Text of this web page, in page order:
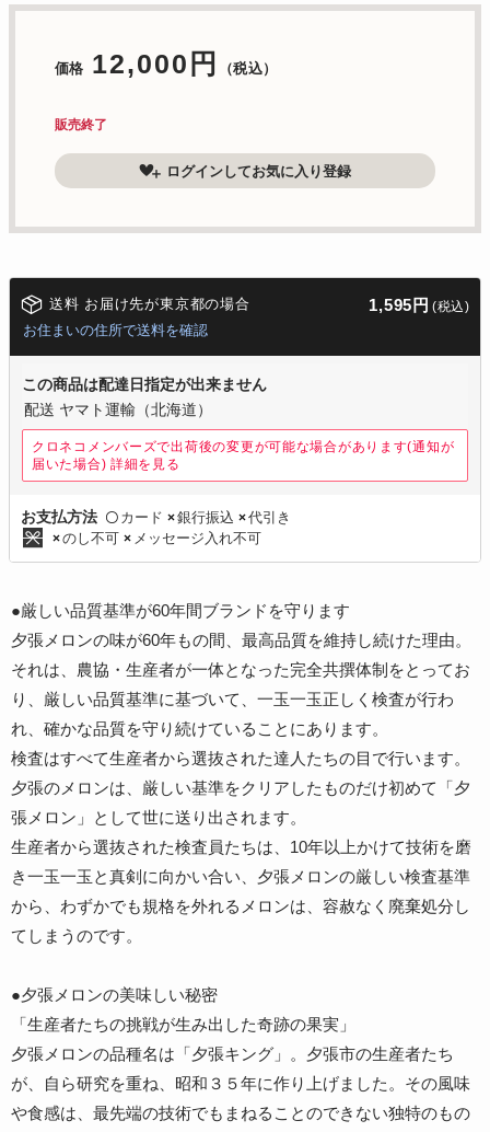
価格 12,000円 （税込）
販売終了
ログインしてお気に入り登録
送料 お届け先が東京都の場合 1,595円 (税込)
お住まいの住所で送料を確認
この商品は配達日指定が出来ません
配送 ヤマト運輸（北海道）
クロネコメンバーズで出荷後の変更が可能な場合があります(通知が
届いた場合) 詳細を見る
お支払方法 〇 カード ×銀行振込 ×代引き
×のし不可 × メッセージ入れ不可
●厳しい品質基準が60年間ブランドを守ります
夕張メロンの味が60年もの間、最高品質を維持し続けた理由。
それは、農協・生産者が一体となった完全共撰体制をとってお
り、厳しい品質基準に基づいて、一玉一玉正しく検査が行わ
れ、確かな品質を守り続けていることにあります。
検査はすべて生産者から選抜された達人たちの目で行います。
夕張のメロンは、厳しい基準をクリアしたものだけ初めて「夕
張メロン」として世に送り出されます。
生産者から選抜された検査員たちは、10年以上かけて技術を磨
き一玉一玉と真剣に向かい合い、夕張メロンの厳しい検査基準
から、わずかでも規格を外れるメロンは、容赦なく廃棄処分し
てしまうのです。
●夕張メロンの美味しい秘密
「生産者たちの挑戦が生み出した奇跡の果実」
夕張メロンの品種名は「夕張キング」。夕張市の生産者たち
が、自ら研究を重ね、昭和３５年に作り上げました。その風味
や食感は、最先端の技術でもまねることのできない独特のもの